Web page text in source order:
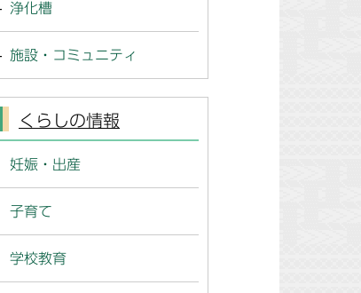
浄化槽
施設・コミュニティ
くらしの情報
妊娠・出産
子育て
学校教育